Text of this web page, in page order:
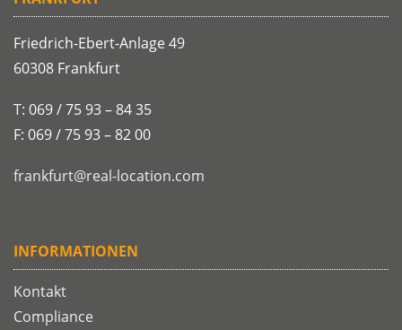
Friedrich-Ebert-Anlage 49
60308 Frankfurt
T: 069 / 75 93 – 84 35
F: 069 / 75 93 – 82 00
frankfurt@real-location.com
INFORMATIONEN
Kontakt
Compliance